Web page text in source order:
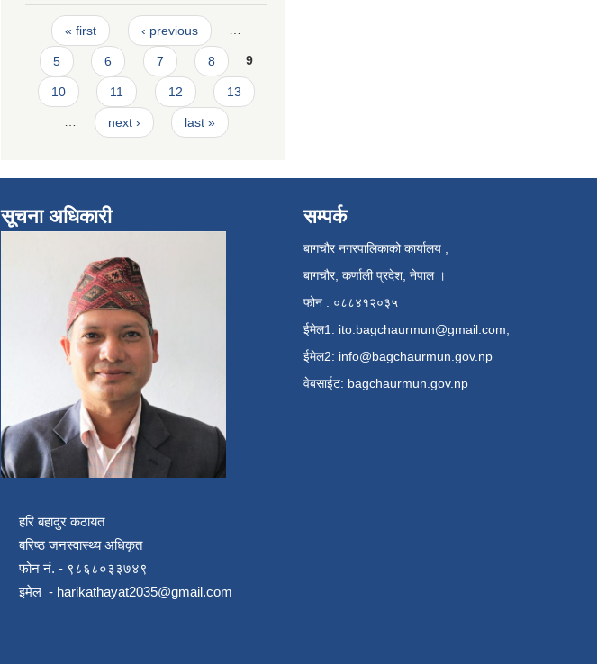
Pages
« first ‹ previous …
5 6 7 8 9
10 11 12 13
… next › last »
सूचना अधिकारी
हरि बहादुर कठायत
बरिष्ठ जनस्वास्थ्य अधिकृत
फोन नं. - ९८६८०३३७४९
इमेल - harikathayat2035@gmail.com
सम्पर्क
बागचौर नगरपालिकाको कार्यालय ,
बागचौर, कर्णाली प्रदेश, नेपाल ।
फोन : ०८८४१२०३५
ईमेल1: ito.bagchaurmun@gmail.com
ईमेल2: info@bagchaurmun.gov.np
वे‍बसाईट: bagchaurmun.gov.np